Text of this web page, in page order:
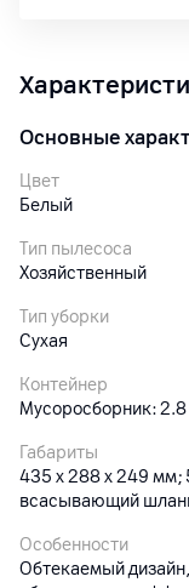
Основные
Цвет
Белый
Тип пылесоса
Хозяйственный
Тип уборки
Сухая
Контейнер
Мусоросборник: 2.8
Габариты
435 x 288 x 249 мм;
всасывающий
Особенности
Обтекаемый